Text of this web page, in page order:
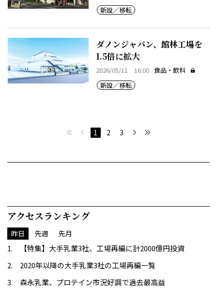
新設／移転
ダノンジャパン、館林工場を
1.5倍に拡大
2026/05/11 16:00 食品・飲料
新設／移転
最初へ 前へ1 2 3 次へ
アクセスランキング
昨日 先週 先月
【特集】大手乳業3社、工場再編に計2000億円投資
2020年以降の大手乳業3社の工場再編一覧
森永乳業、プロテイン市況好調で過去最高益